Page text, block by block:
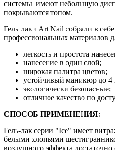
системы, имеют небольшую
покрываются топом.
Гель-лаки Art Nail собрали в
профессиональных материалов
легкость и простота
нанесение в один слой;
широкая палитра цветов;
устойчивый маникюр до 4
экологически безопасные;
отличное качество по
СПОСОБ ПРИМЕНЕНИЯ:
Гель-лак серии "Ice" имеет
белыми хлопьями
воздушного эффекта достаточно